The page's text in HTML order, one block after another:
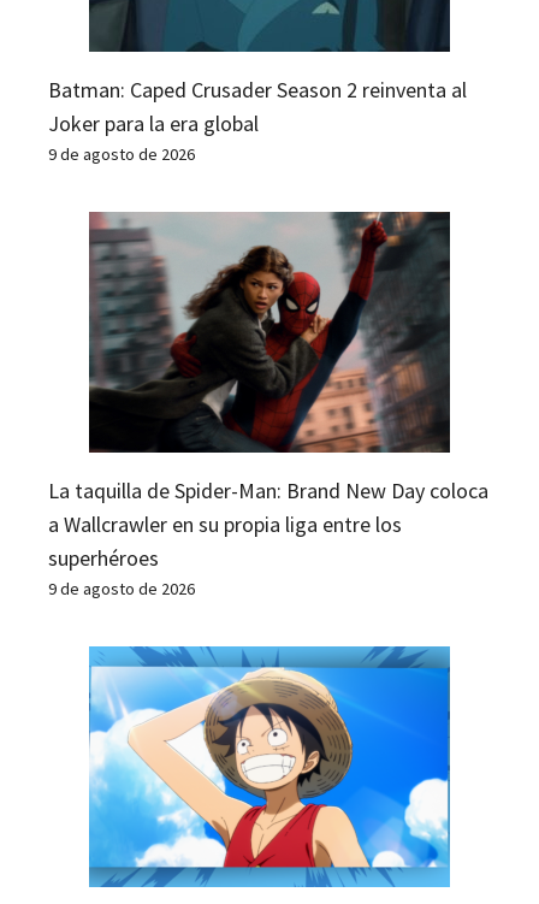
Batman: Caped Crusader Season 2 reinventa al
Joker para la era global
9 de agosto de 2026
La taquilla de Spider-Man: Brand New Day coloca
a Wallcrawler en su propia liga entre los
superhéroes
9 de agosto de 2026